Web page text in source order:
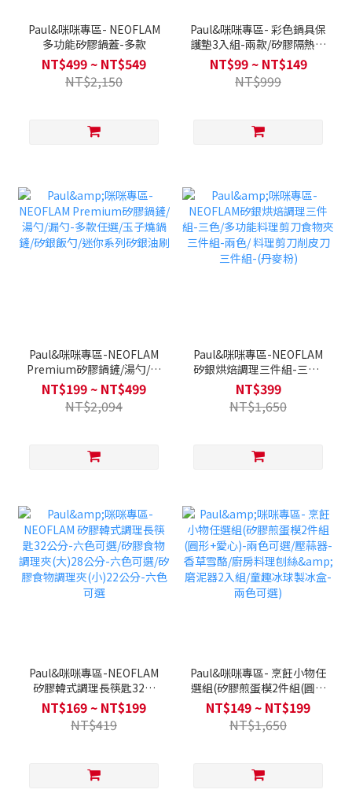
Paul&咪咪專區- NEOFLAM
多功能矽膠鍋蓋-多款
NT$499 ~ NT$549
NT$2,150
Paul&咪咪專區- 彩色鍋具保
護墊3入組-兩款/矽膠隔熱防
燙夾-五色
NT$99 ~ NT$149
NT$999
Paul&咪咪專區-NEOFLAM
Premium矽膠鍋鏟/湯勺/漏
勺-多款任選/玉子燒鍋鏟/矽
銀飯勺/迷你系列矽銀油刷
NT$199 ~ NT$499
NT$2,094
Paul&咪咪專區-NEOFLAM
矽銀烘焙調理三件組-三色/
多功能料理剪刀食物夾三件
組-兩色/ 料理剪刀削皮刀三
件組-(丹麥粉)
NT$399
NT$1,650
Paul&咪咪專區-NEOFLAM
矽膠韓式調理長筷匙32公
分-六色可選/矽膠食物調理
夾(大)28公分-六色可選/矽
膠食物調理夾(小)22公分-六
NT$169 ~ NT$199
NT$419
Paul&咪咪專區- 烹飪小物任
選組(矽膠煎蛋模2件組(圓形
+愛心)-兩色可選/壓蒜器-香
草雪酪/廚房料理刨絲&磨泥
器2入組/童趣冰球製冰盒-兩
NT$149 ~ NT$199
NT$1,650